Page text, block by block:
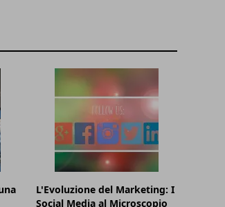
L'Evoluzione del Marketing: I
Social Media al Microscopio